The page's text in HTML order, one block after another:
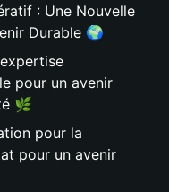
: Une Nouvelle
Durable 🌍
pour un avenir
🌿
pour la
pour un avenir